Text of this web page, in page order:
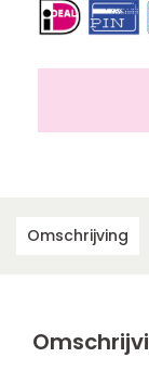
Omschrijving